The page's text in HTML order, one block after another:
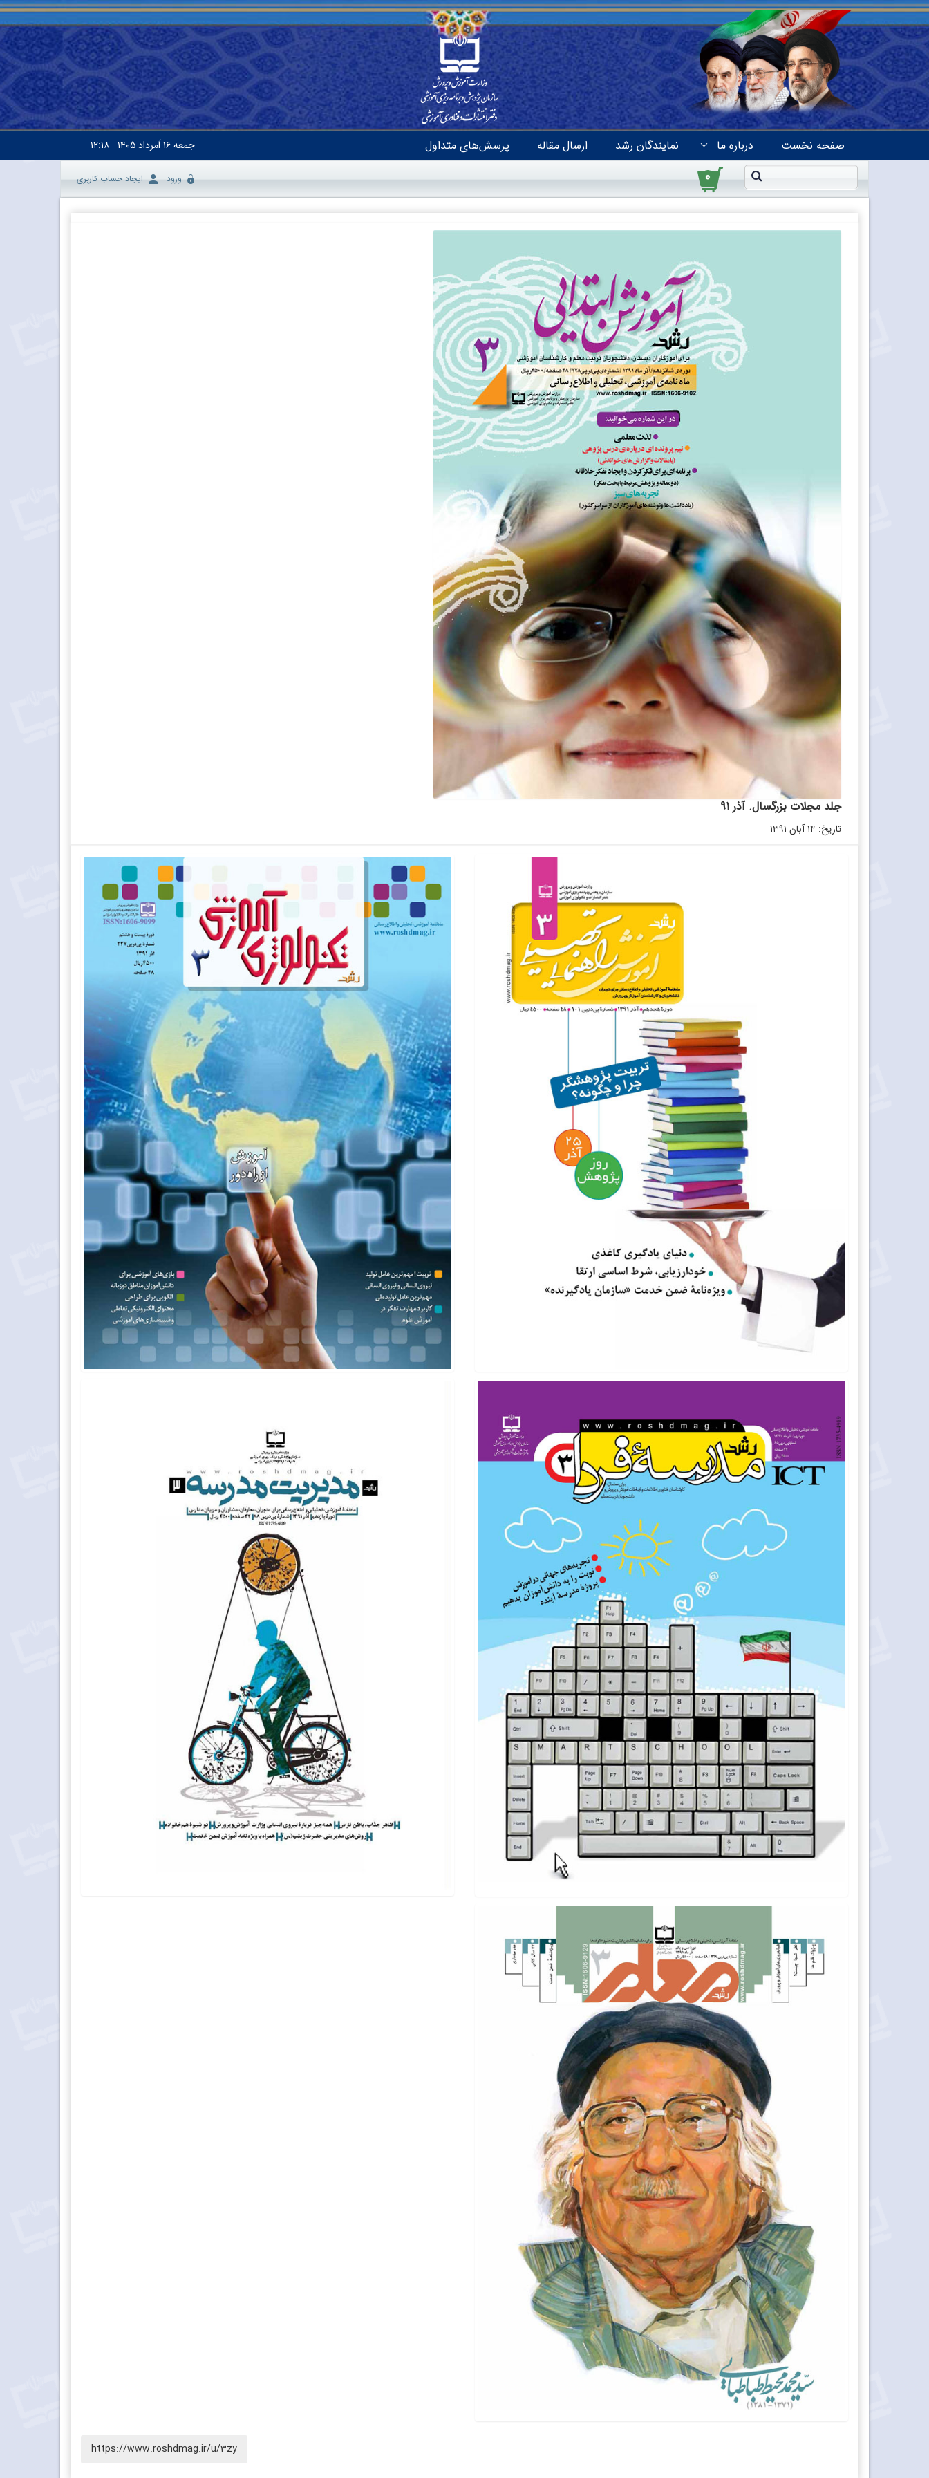
صفحه نخست درباره ما نمایندگان رشد ارسال مقاله پرسش‌های متداول جمعه۱۶ اَمرداد ۱۴۰۵ ۱۲:۱۸
۰ ورود ایجاد حساب کاربری
جلد مجلات بزرگسال. آذر 91
تاریخ: ۱۴ آبان ۱۳۹۱
https://www.roshdmag.ir/u/3zy